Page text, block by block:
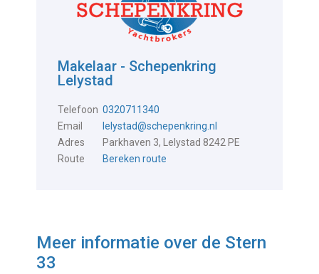
Makelaar - Schepenkring
Lelystad
Telefoon 0320711340
Email
lelystad@schepenkring.nl
Adres
Parkhaven 3, Lelystad 8242 PE
Route
Bereken route
Meer informatie over de Stern
33